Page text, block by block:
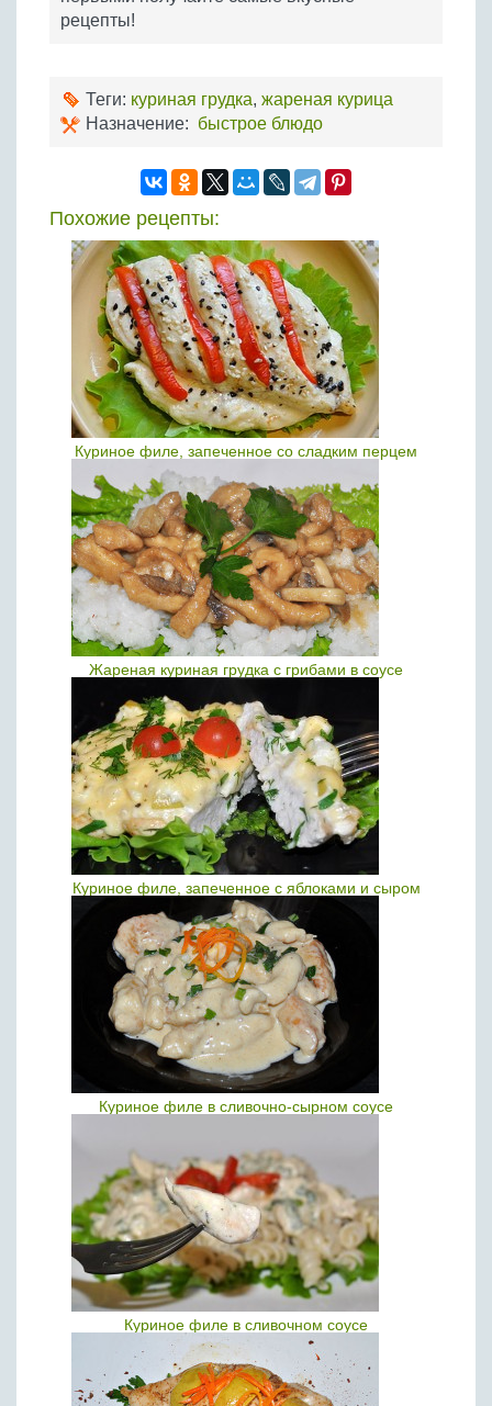
рецепты!
Теги: куриная грудка, жареная курица
Назначение: быстрое блюдо
Похожие рецепты:
Куриное филе, запеченное со сладким перцем
Жареная куриная грудка с грибами в соусе
Куриное филе, запеченное с яблоками и сыром
Куриное филе в сливочно-сырном соусе
Куриное филе в сливочном соусе